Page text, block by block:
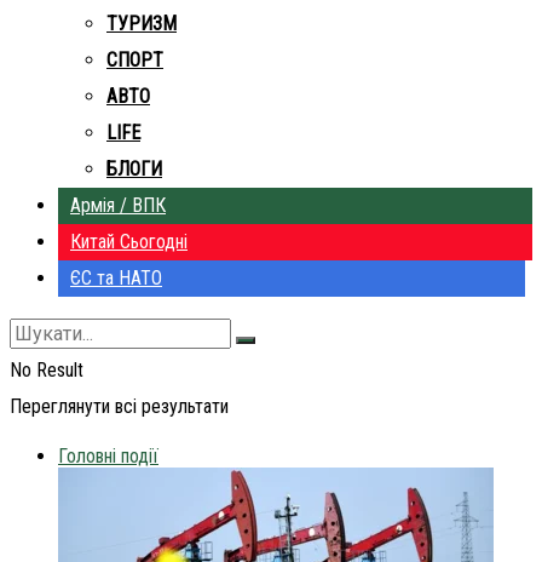
ТУРИЗМ
СПОРТ
АВТО
LIFE
БЛОГИ
Армія / ВПК
Китай Сьогодні
ЄС та НАТО
No Result
Переглянути всі результати
Головні події